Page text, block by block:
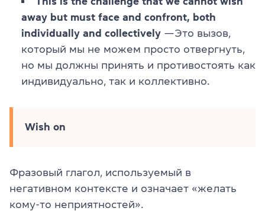
away but must face and confront, both
individually and collectively —Это вызов,
который мы не можем просто отвергнуть,
но мы должны принять и противостоять как
индивидуально, так и коллективно.
Wish on
Фразовый глагол, используемый в
негативном контексте и означает «желать
кому-то неприятностей».